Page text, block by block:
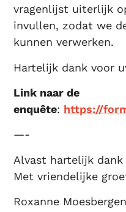
vragenlijst uiterlijk
invullen, zodat we
kunnen verwerken.
Hartelijk dank voor
Link naar de
enquête: https://
—-
Alvast hartelijk
Met vriendelijke
Roxanne Moesbergen